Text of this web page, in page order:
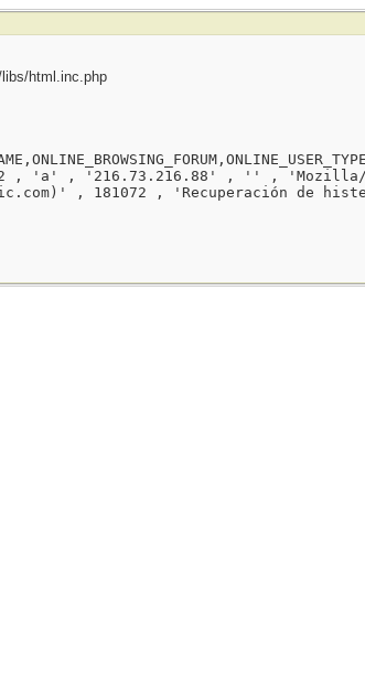
html.inc.php
, 'a' , '216.73.216.88' , '' , 'Mozilla/
, 181072 , 'Recuperación de